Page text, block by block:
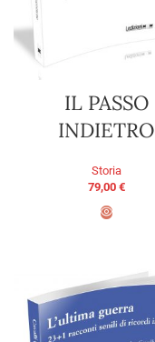
IL PASSO
INDIETRO
Storia
79,00 €